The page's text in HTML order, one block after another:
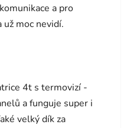
a pro
už moc nevidí.
4t s termovizí -
a funguje super i
velký dík za